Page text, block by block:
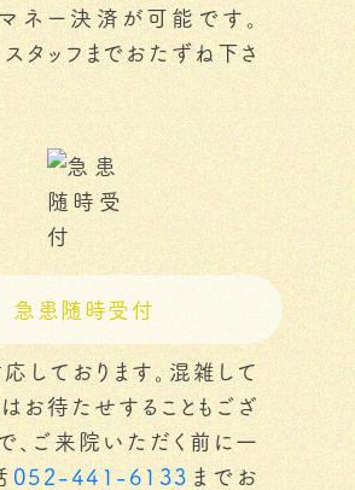
ネー決済が可能です。
スタッフまでおたずね下さ
急患随時受付
しております。混雑して
お待たせすることもござ
、ご来院いただく前に一
052-441-6133 までお